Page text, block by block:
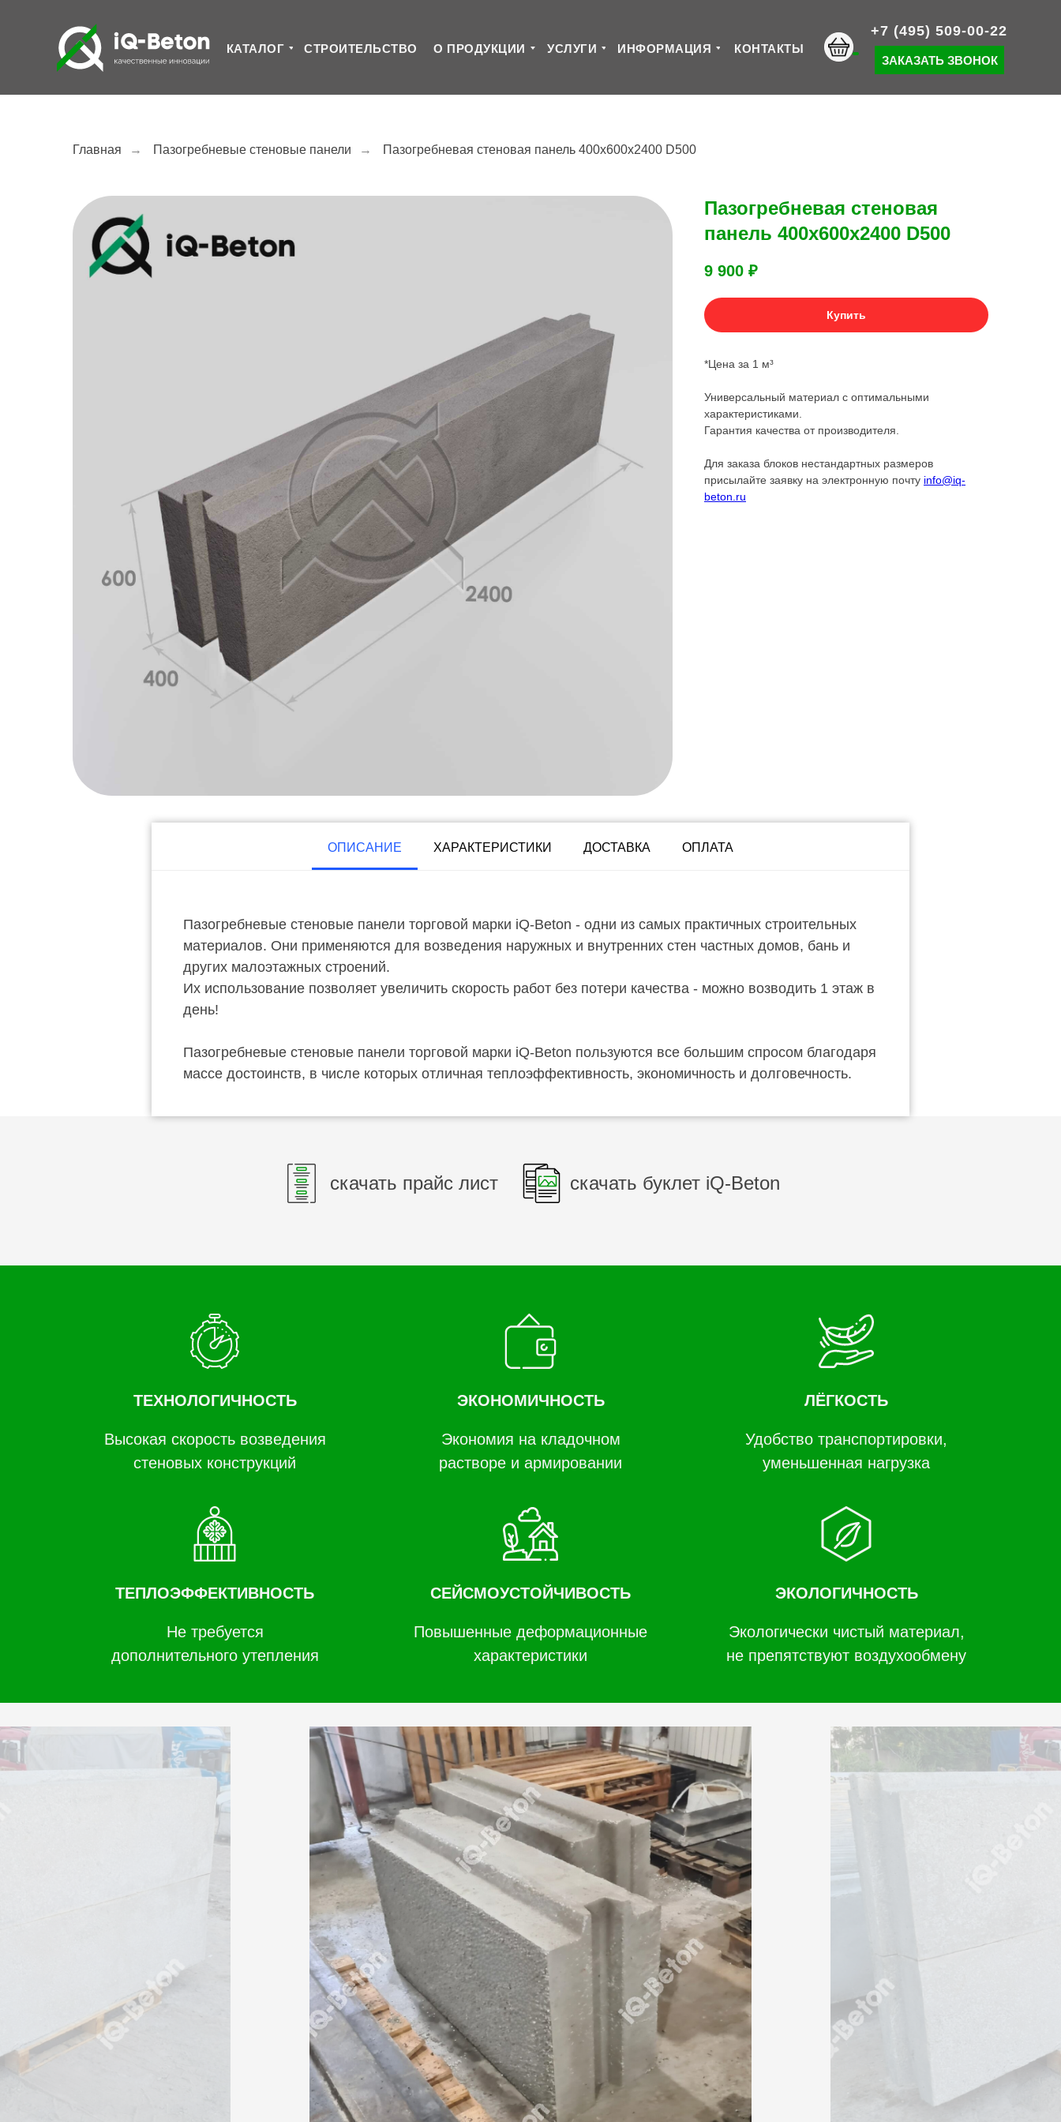
КАТАЛОГ УСЛУГИ
О ПРОДУКЦИИ
СТРОИТЕЛЬСТВО ИНФОРМАЦИЯ
+7 (495) 509-00-22
КОНТАКТЫ
ЗАКАЗАТЬ ЗВОНОК
Главная → Пазогребневые стеновые панели → Пазогребневая стеновая панель 400x600x2400 D500
Пазогребневая стеновая
панель 400x600x2400 D500
9 900 ₽
Купить
*Цена за 1 м³
Универсальный материал с оптимальными
характеристиками.
Гарантия качества от производителя.
Для заказа блоков нестандартных размеров
присылайте заявку на электронную почту info@iq-
beton.ru
ОПИСАНИЕ ХАРАКТЕРИСТИКИ ДОСТАВКА ОПЛАТА
Пазогребневые стеновые панели торговой марки iQ-Beton - одни из самых практичных строительных
материалов. Они применяются для возведения наружных и внутренних стен частных домов, бань и
других малоэтажных строений.
Их использование позволяет увеличить скорость работ без потери качества - можно возводить 1 этаж в
день!
Пазогребневые стеновые панели торговой марки iQ-Beton пользуются все большим спросом благодаря
массе достоинств, в числе которых отличная теплоэффективность, экономичность и долговечность.
скачать прайс лист скачать буклет iQ-Beton
ТЕХНОЛОГИЧНОСТЬ
Высокая скорость возведения
стеновых конструкций
ЭКОНОМИЧНОСТЬ
Экономия на кладочном
растворе и армировании
ЛЁГКОСТЬ
Удобство транспортировки,
уменьшенная нагрузка
ТЕПЛОЭФФЕКТИВНОСТЬ
Не требуется
дополнительного утепления
СЕЙСМОУСТОЙЧИВОСТЬ
Повышенные деформационные
характеристики
ЭКОЛОГИЧНОСТЬ
Экологически чистый материал,
не препятствуют воздухообмену